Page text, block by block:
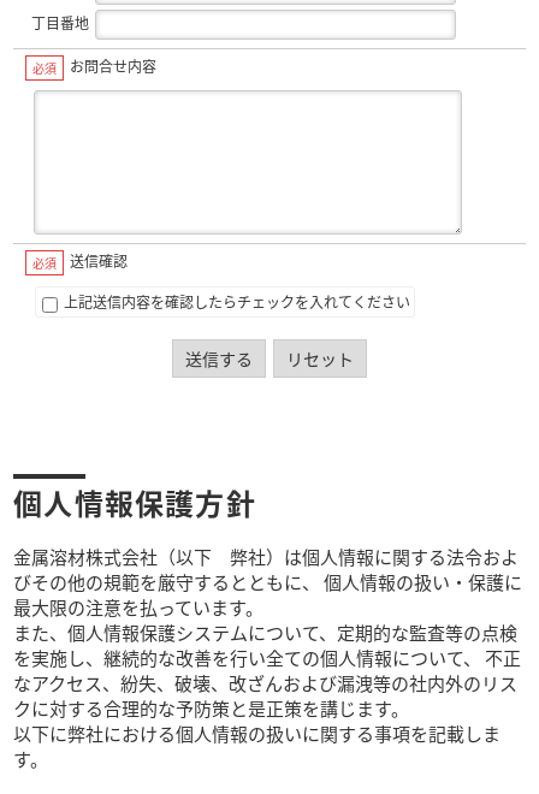
丁目番地
必須 お問合せ内容
必須
送信確認
上記送信内容を確認したらチェックを入れてください
送信する リセット
個人情報保護方針
金属溶材株式会社（以下 弊社）は個人情報に関する法令およ
びその他の規範を厳守するとともに、 個人情報の扱い・保護に
最大限の注意を払っています。
また、個人情報保護システムについて、定期的な監査等の点検
を実施し、継続的な改善を行い全ての個人情報について、 不正
なアクセス、紛失、破壊、改ざんおよび漏洩等の社内外のリス
クに対する合理的な予防策と是正策を講じます。
以下に弊社における個人情報の扱いに関する事項を記載しま
す。